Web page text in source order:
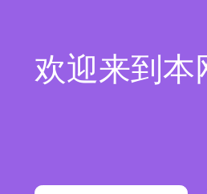
欢迎来到本